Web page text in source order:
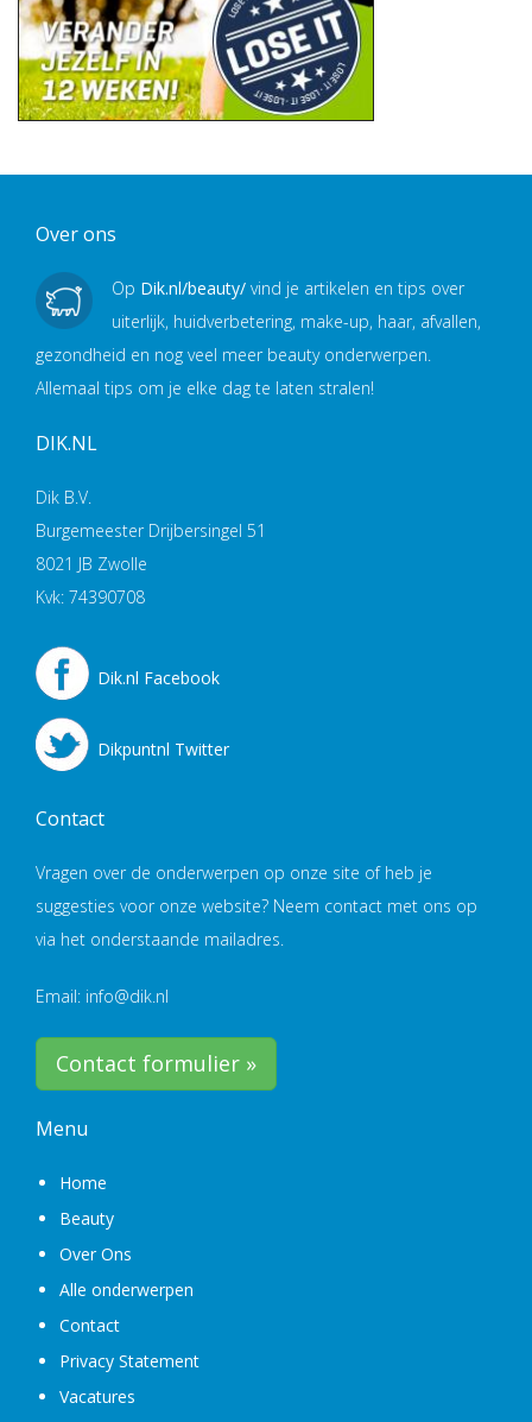
Over ons
Op Dik.nl/beauty/ vind je artikelen en tips over
uiterlijk, huidverbetering, make-up, haar, afvallen,
gezondheid en nog veel meer beauty onderwerpen.
Allemaal tips om je elke dag te laten stralen!
DIK.NL
Dik B.V.
Burgemeester Drijbersingel 51
8021 JB Zwolle
Kvk: 74390708
Dik.nl Facebook
Dikpuntnl Twitter
Contact
Vragen over de onderwerpen op onze site of heb je
suggesties voor onze website? Neem contact met ons op
via het onderstaande mailadres.
Email: info@dik.nl
Contact formulier »
Menu
Home
Beauty
Over Ons
Alle onderwerpen
Contact
Privacy Statement
Vacatures